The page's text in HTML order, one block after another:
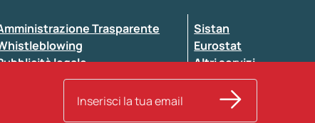
tipologia della segnalazione
Trasparente
legale
Atti di notifica
Sistan
Eurostat
Altri servizi